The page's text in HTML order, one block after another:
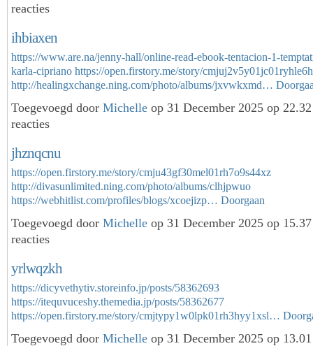
reacties
ihbiaxen
https://www.are.na/jenny-hall/online-read-ebook-tentacion-1-
karla-cipriano https://open.firstory.me/story/
http://healingxchange.ning.com/photo/albums/jxvwkxmd…
Toegevoegd door Michelle op 31 December 2025 op
reacties
jhznqcnu
https://open.firstory.me/story/cmju43gf30mel01rh7o9s44xz
http://divasunlimited.ning.com/photo/albums/clhjpwuo
https://webhitlist.com/profiles/blogs/xcoejizp… Doorgaan
Toegevoegd door Michelle op 31 December 2025 op
reacties
yrlwqzkh
https://dicyvethytiv.storeinfo.jp/posts/58362693
https://itequvuceshy.themedia.jp/posts/58362677
https://open.firstory.me/story/cmjtypy1w0lpk01rh3hyy1xsl…
Toegevoegd door Michelle op 31 December 2025 op